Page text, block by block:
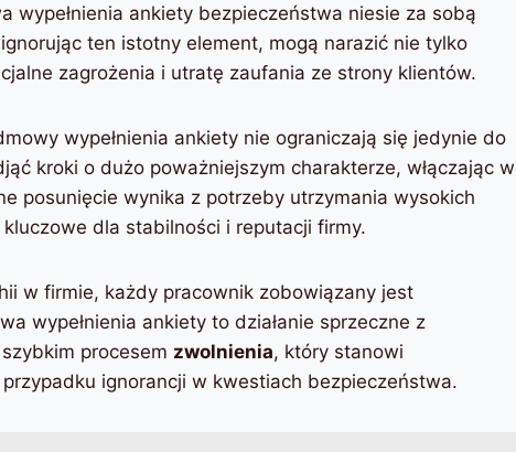
wypełnienia ankiety bezpieczeństwa niesie za sobą
ten istotny element, mogą narazić nie tylko
zagrożenia i utratę zaufania ze strony klientów.
wypełnienia ankiety nie ograniczają się jedynie do
kroki o dużo poważniejszym charakterze, włączając w
posunięcie wynika z potrzeby utrzymania wysokich
dla stabilności i reputacji firmy.
w firmie, każdy pracownik zobowiązany jest
wypełnienia ankiety to działanie sprzeczne z
procesem zwolnienia, który stanowi
ignorancji w kwestiach bezpieczeństwa.